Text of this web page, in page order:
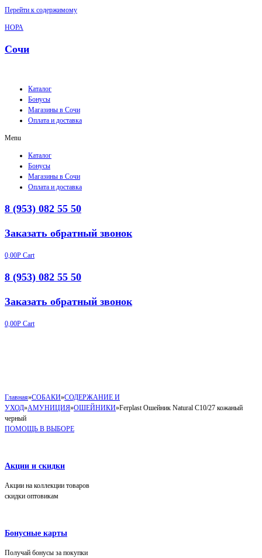
Перейти к содержимому
НОРА
Сочи
Каталог
Бонусы
Магазины в Сочи
Оплата и доставка
Menu
Каталог
Бонусы
Магазины в Сочи
Оплата и доставка
8 (953) 082 55 50
Заказать обратный звонок
0,00Р Cart
8 (953) 082 55 50
Заказать обратный звонок
0,00Р Cart
Главная»СОБАКИ»СОДЕРЖАНИЕ И
УХОД»АМУНИЦИЯ»ОШЕЙНИКИ»Ferplast Ошейник Natural C10/27 кожаный
черный
ПОМОЩЬ В ВЫБОРЕ
Акции и скидки
Акции на коллекции товаров
скидки оптовикам
Бонусные карты
Получай бонусы за покупки